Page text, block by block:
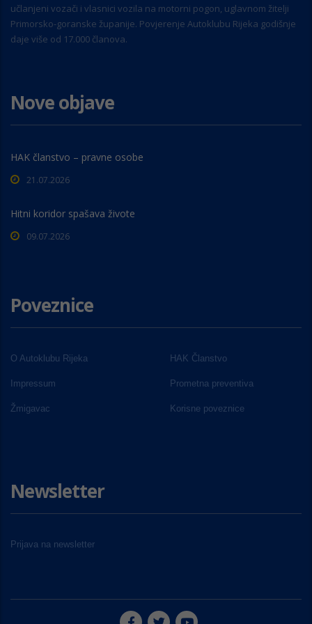
učlanjeni vozači i vlasnici vozila na motorni pogon, uglavnom žitelji
Primorsko-goranske županije. Povjerenje Autoklubu Rijeka godišnje
daje više od 17.000 članova.
Nove objave
HAK članstvo – pravne osobe
21.07.2026
Hitni koridor spašava živote
09.07.2026
Poveznice
O Autoklubu Rijeka HAK Članstvo
Impressum Prometna preventiva
Žmigavac Korisne poveznice
Newsletter
Prijava na newsletter